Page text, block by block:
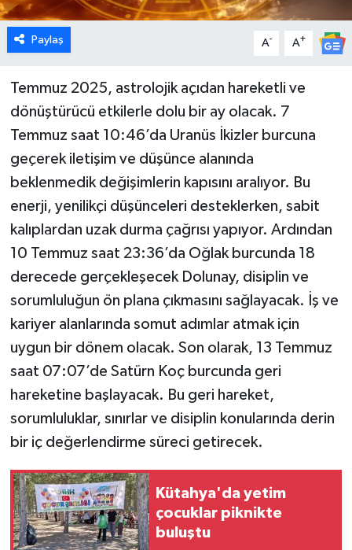
Paylaş A- A+
Temmuz 2025, astrolojik açıdan hareketli ve
dönüştürücü etkilerle dolu bir ay olacak. 7
Temmuz saat 10:46’da Uranüs İkizler burcuna
geçerek iletişim ve düşünce alanında
beklenmedik değişimlerin kapısını aralıyor. Bu
enerji, yenilikçi düşünceleri desteklerken, sabit
kalıplardan uzak durma çağrısı yapıyor. Ardından
10 Temmuz saat 23:36’da Oğlak burcunda 18
derecede gerçekleşecek Dolunay, disiplin ve
sorumluluğun ön plana çıkmasını sağlayacak. İş ve
kariyer alanlarında somut adımlar atmak için
uygun bir dönem olacak. Son olarak, 13 Temmuz
saat 07:07’de Satürn Koç burcunda geri
hareketine başlayacak. Bu geri hareket,
sorumluluklar, sınırlar ve disiplin konularında derin
bir iç değerlendirme süreci getirecek.
Kütahya'da yetim
çocuklar piknikte
buluştu
Gediz
Genel
Gündem
Hisarcık
Köşe Yazıları
Kültür Sanat
Kütahya
Magazin
Otomobil
Pazarlar
Politika
Resmi İlan
Rüya Tabirleri